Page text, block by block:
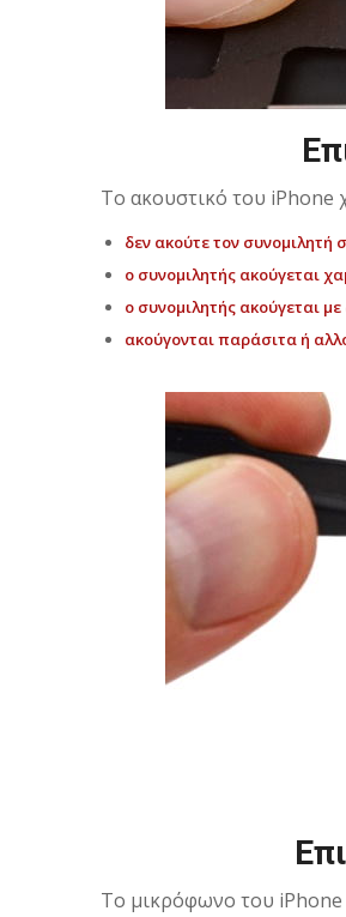
Το ακουστικό του iPhone
δεν ακούτε τον συνομιλητή
ο συνομιλητής ακούγεται
ο συνομιλητής ακούγεται
ακούγονται παράσιτα ή
Το μικρόφωνο του iPhone